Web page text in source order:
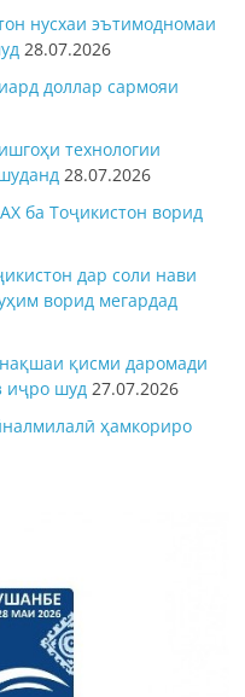
нусхаи эътимодномаи
28.07.2026
доллар сармояи
технологии
28.07.2026
ба Тоҷикистон ворид
дар соли нави
ворид мегардад
қисми даромади
иҷро шуд 27.07.2026
ҳамкориро